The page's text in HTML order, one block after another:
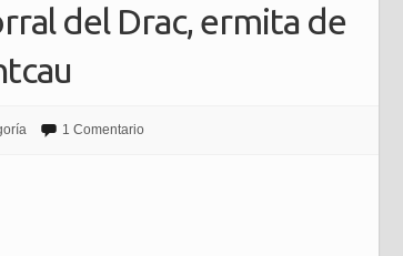
del Drac, ermita de
1 Comentario